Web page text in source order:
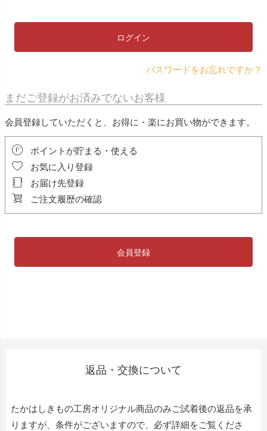
ログイン
パスワードをお忘れですか？
まだご登録がお済みでないお客様
会員登録していただくと、お得に・楽にお買い物ができます。
ポイントが貯まる・使える
お気に入り登録
お届け先登録
ご注文履歴の確認
会員登録
返品・交換について
たかはしきもの工房オリジナル商品のみご試着後の返品を承
りますが、条件がございますので、必ず詳細をご覧くださ